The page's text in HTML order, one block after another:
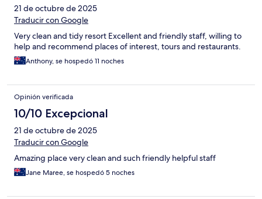
21 de octubre de 2025
Traducir con Google
Very clean and tidy resort Excellent and friendly staff, willing to
help and recommend places of interest, tours and restaurants.
Anthony, se hospedó 11 noches
Opinión verificada
10/10 Excepcional
21 de octubre de 2025
Traducir con Google
Amazing place very clean and such friendly helpful staff
Jane Maree, se hospedó 5 noches